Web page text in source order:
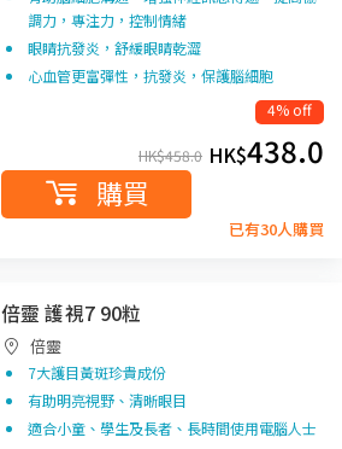
調力，專注力，控制情緒
眼睛抗發炎，舒緩眼睛乾澀
心血管更富彈性，抗發炎，保護腦細胞
4% off
HK$458.0 HK$438.0
購買
已有30人購買
倍靈 護視7 90粒
倍靈
7大護目黃斑珍貴成份
有助明亮視野、清晰眼目
適合小童、學生及長者、長時間使用電腦人士